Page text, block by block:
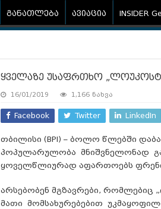
განათლება ავიაცია INSIDER
ყველაზე უსაფრთხო
16/01/2019 1,166 ნახვა
Facebook Twitter LinkedIn
თბილისი (BPI) – ბოლო წლებში
პოპულარულობა მნიშვნელონად
ყოველწლიურად აფართოებს
არსებობენ მგზავრები, რომლებიც
მათი მომსახურებებით